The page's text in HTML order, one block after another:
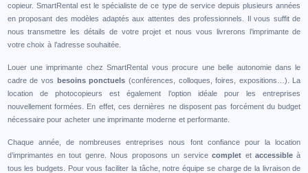
copieur. SmartRental est le spécialiste de ce type de service depuis plusieurs années
en proposant des modèles adaptés aux attentes des professionnels. Il vous suffit de
nous transmettre les détails de votre projet et nous vous livrerons l’imprimante de
votre choix à l’adresse souhaitée.
Louer une imprimante chez SmartRental vous procure une belle autonomie dans le
cadre de vos besoins ponctuels (conférences, colloques, foires, expositions…). La
location de photocopieurs est également l’option idéale pour les entreprises
nouvellement formées. En effet, ces dernières ne disposent pas forcément du budget
nécessaire pour acheter une imprimante moderne et performante.
Chaque année, de nombreuses entreprises nous font confiance pour la location
d’imprimantes en tout genre. Nous proposons un servicecomplet etaccessibleà
tous les budgets. Pour vous faciliter la tâche, notre équipe se charge de la livraison de